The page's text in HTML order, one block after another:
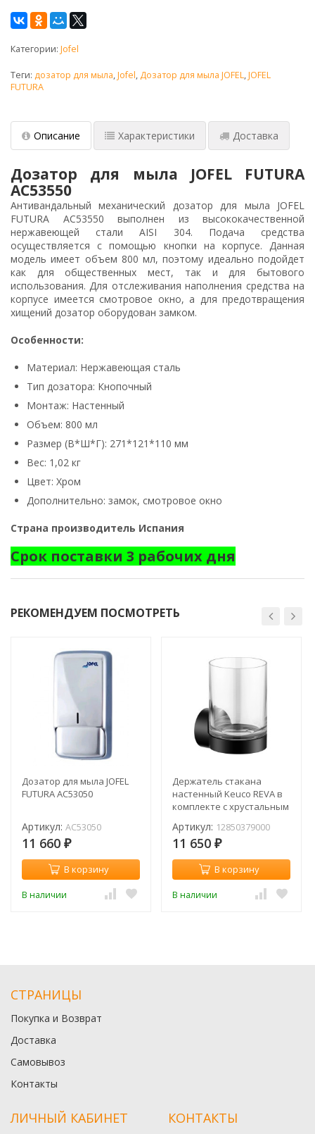
Категории: Jofel
Теги: дозатор для мыла,Jofel,Дозатор для мыла JOFEL,JOFEL
FUTURA
Описание Характеристики Доставка
Дозатор для мыла JOFEL FUTURA
AC53550
Антивандальный механический дозатор для мыла JOFEL
FUTURA AC53550 выполнен из высококачественной
нержавеющей стали AISI 304. Подача средства
осуществляется с помощью кнопки на корпусе. Данная
модель имеет объем 800 мл, поэтому идеально подойдет
как для общественных мест, так и для бытового
использования. Для отслеживания наполнения средства на
корпусе имеется смотровое окно, а для предотвращения
хищений дозатор оборудован замком.
Особенности:
Материал: Нержавеющая сталь
Тип дозатора: Кнопочный
Монтаж: Настенный
Объем: 800 мл
Размер (В*Ш*Г): 271*121*110 мм
Вес: 1,02 кг
Цвет: Хром
Дополнительно: замок, смотровое окно
Страна производитель Испания
Срок поставки 3 рабочих дня
РЕКОМЕНДУЕМ ПОСМОТРЕТЬ
Дозатор для мыла JOFEL
FUTURA AC53050
Артикул: AC53050
11 660 ₽
В корзину
В наличии
Держатель стакана
настенный Keuco REVA в
комплекте с хрустальным
матовый / 12850379000
Артикул: 12850379000
11 650 ₽
В корзину
В наличии
СТРАНИЦЫ
Покупка и Возврат
Доставка
Самовывоз
Контакты
ЛИЧНЫЙ КАБИНЕТ КОНТАКТЫ